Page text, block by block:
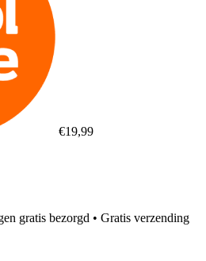
€19,99
gratis bezorgd • Gratis verzending